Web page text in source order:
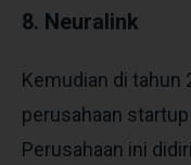
8. Neuralink
Kemudian di tahun
perusahaan
Perusahaan ini